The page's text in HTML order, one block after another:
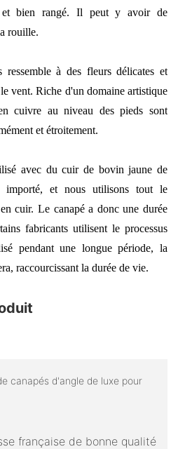
et bien rangé. Il peut y avoir de
rouille.
ressemble à des fleurs délicates et
vent. Riche d'un domaine artistique
cuivre au niveau des pieds sont
et étroitement.
avec du cuir de bovin jaune de
importé, et nous utilisons tout le
cuir. Le canapé a donc une durée
fabricants utilisent le processus
pendant une longue période, la
raccourcissant la durée de vie.
française de bonne qualité